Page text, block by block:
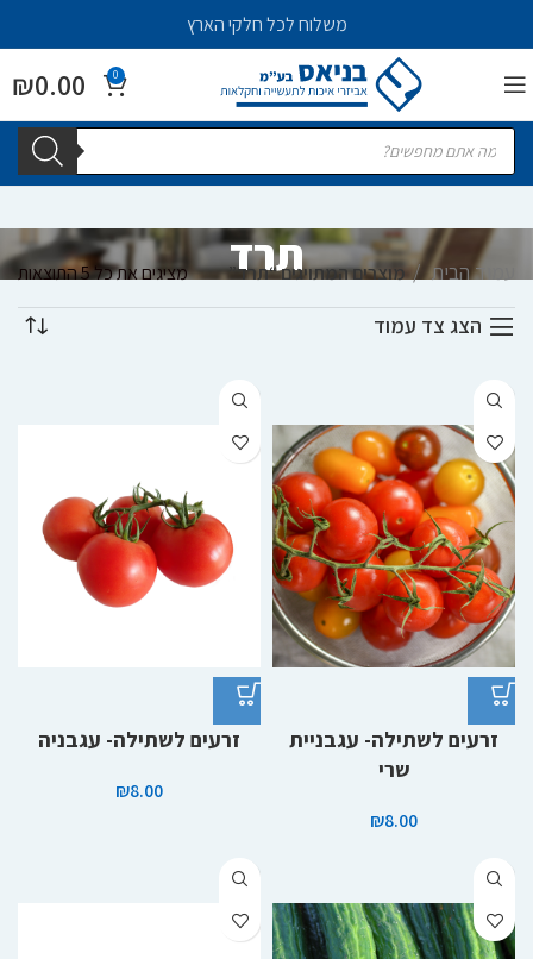
משלוח לכל חלקי הארץ
0
₪0.00
תרד עמוד הבית מוצרים המתויגים “תרד” מציגים את כל ⁦5⁩ התוצאות
הצג צד עמוד
זרעים לשתילה- עגבניית
שרי
₪8.00
זרעים לשתילה- עגבניה
₪8.00